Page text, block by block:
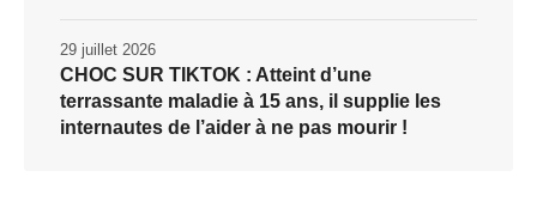
CHOC SUR TIKTOK : Atteint d’une
terrassante maladie à 15 ans, il supplie les
internautes de l’aider à ne pas mourir !
29 juillet 2026